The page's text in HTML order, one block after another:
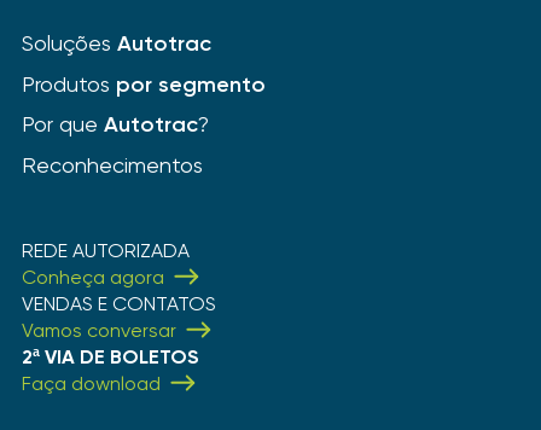
Soluções Autotrac
Produtos por segmento
Por que Autotrac?
Reconhecimentos
REDE AUTORIZADA
Conheça agora
VENDAS E CONTATOS
Vamos conversar
2ª VIA DE BOLETOS
Faça download